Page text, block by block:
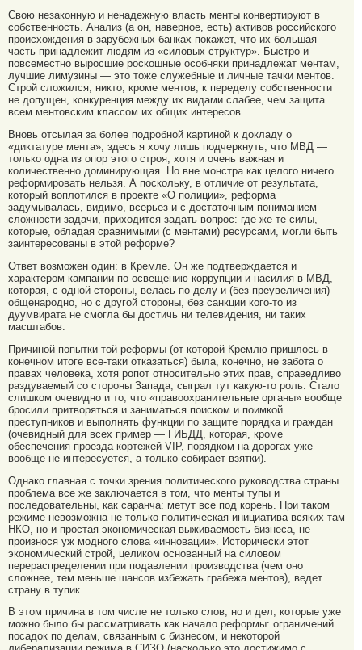
Свою незаконную и ненадежную власть менты конвертируют в
собственность. Анализ (а он, наверное, есть) активов российского
происхождения в зарубежных банках покажет, что их большая
часть принадлежит людям из «силовых структур». Быстро и
повсеместно выросшие роскошные особняки принадлежат ментам,
лучшие лимузины — это тоже служебные и личные тачки ментов.
Строй сложился, никто, кроме ментов, к переделу собственности
не допущен, конкуренция между их видами слабее, чем защита
всем ментовским классом их общих интересов.
Вновь отсылая за более подробной картиной к докладу о
«диктатуре мента», здесь я хочу лишь подчеркнуть, что МВД —
только одна из опор этого строя, хотя и очень важная и
количественно доминирующая. Но вне монстра как целого ничего
реформировать нельзя. А поскольку, в отличие от результата,
который воплотился в проекте «О полиции», реформа
задумывалась, видимо, всерьез и с достаточным пониманием
сложности задачи, приходится задать вопрос: где же те силы,
которые, обладая сравнимыми (с ментами) ресурсами, могли быть
заинтересованы в этой реформе?
Ответ возможен один: в Кремле. Он же подтверждается и
характером кампании по освещению коррупции и насилия в МВД,
которая, с одной стороны, велась по делу и (без преувеличения)
общенародно, но с другой стороны, без санкции кого-то из
дуумвирата не смогла бы достичь ни телевидения, ни таких
масштабов.
Причиной попытки той реформы (от которой Кремлю пришлось в
конечном итоге все-таки отказаться) была, конечно, не забота о
правах человека, хотя ропот относительно этих прав, справедливо
раздуваемый со стороны Запада, сыграл тут какую-то роль. Стало
слишком очевидно и то, что «правоохранительные органы» вообще
бросили притворяться и заниматься поиском и поимкой
преступников и выполнять функции по защите порядка и граждан
(очевидный для всех пример — ГИБДД, которая, кроме
обеспечения проезда кортежей VIP, порядком на дорогах уже
вообще не интересуется, а только собирает взятки).
Однако главная с точки зрения политического руководства страны
проблема все же заключается в том, что менты тупы и
последовательны, как саранча: метут все под корень. При таком
режиме невозможна не только политическая инициатива всяких там
НКО, но и простая экономическая выживаемость бизнеса, не
произнося уж модного слова «инновации». Исторически этот
экономический строй, целиком основанный на силовом
перераспределении при подавлении производства (чем оно
сложнее, тем меньше шансов избежать грабежа ментов), ведет
страну в тупик.
В этом причина в том числе не только слов, но и дел, которые уже
можно было бы рассматривать как начало реформы: ограничений
посадок по делам, связанным с бизнесом, и некоторой